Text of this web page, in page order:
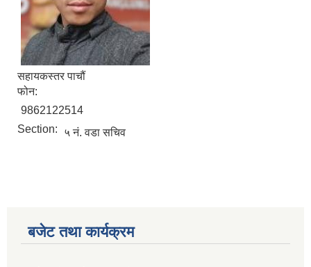
सहायकस्तर पाचौं
फोन:
9862122514
Section:
५ नं. वडा सचिव
बजेट तथा कार्यक्रम